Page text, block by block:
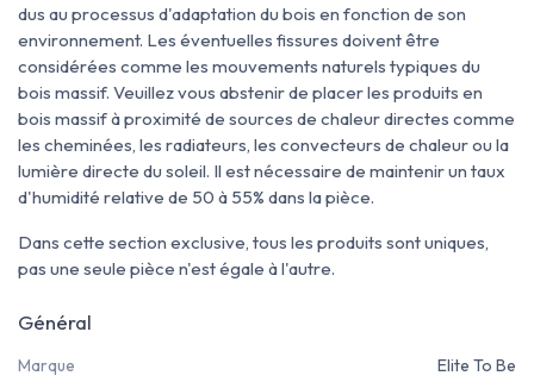
dus au processus d'adaptation du bois en fonction de son
environnement. Les éventuelles fissures doivent être
considérées comme les mouvements naturels typiques du
bois massif. Veuillez vous abstenir de placer les produits en
bois massif à proximité de sources de chaleur directes comme
les cheminées, les radiateurs, les convecteurs de chaleur ou la
lumière directe du soleil. Il est nécessaire de maintenir un taux
d'humidité relative de 50 à 55% dans la pièce.
Dans cette section exclusive, tous les produits sont uniques,
pas une seule pièce n'est égale à l'autre.
Général
Marque Elite To Be